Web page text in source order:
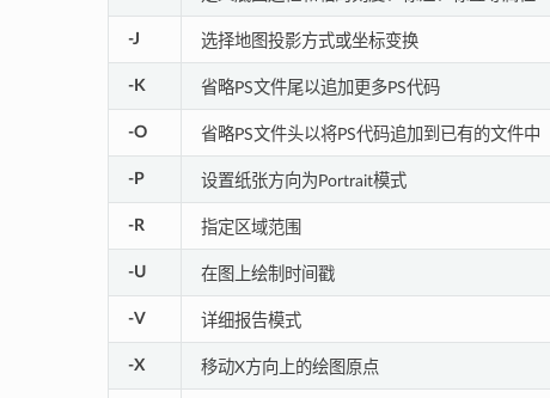
-J 选择地图投影方式或坐标变换
-K 省略PS文件尾以追加更多PS代码
-O 省略PS文件头以将PS代码追加到已有的文件中
-P 设置纸张方向为Portrait模式
-R 指定区域范围
-U 在图上绘制时间戳
-V 详细报告模式
-X 移动X方向上的绘图原点